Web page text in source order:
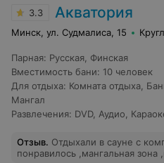
3.3 Акватория
Минск, ул. Судмалиса, 15
Парная: Русская Финская
Вместимость бани: 10 человек
Для отдыха: Комната отдыха
Мангал
Развлечения: DVD, Аудио
Отзыв. Отдыхали в сауне с
понравилось ,мангальная зона